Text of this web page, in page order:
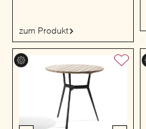
zum Produkt